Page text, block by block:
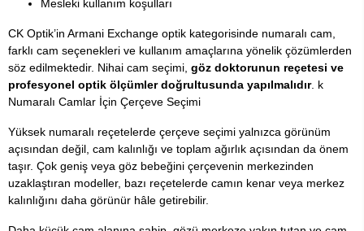
Mesleki kullanım koşulları
CK Optik’in Armani Exchange optik kategorisinde numaralı cam,
farklı cam seçenekleri ve kullanım amaçlarına yönelik çözümlerden
söz edilmektedir. Nihai cam seçimi, göz doktorunun reçetesi ve
profesyonel optik ölçümler doğrultusunda yapılmalıdır. k
Numaralı Camlar İçin Çerçeve Seçimi
Yüksek numaralı reçetelerde çerçeve seçimi yalnızca görünüm
açısından değil, cam kalınlığı ve toplam ağırlık açısından da önem
taşır. Çok geniş veya göz bebeğini çerçevenin merkezinden
uzaklaştıran modeller, bazı reçetelerde camın kenar veya merkez
kalınlığını daha görünür hâle getirebilir.